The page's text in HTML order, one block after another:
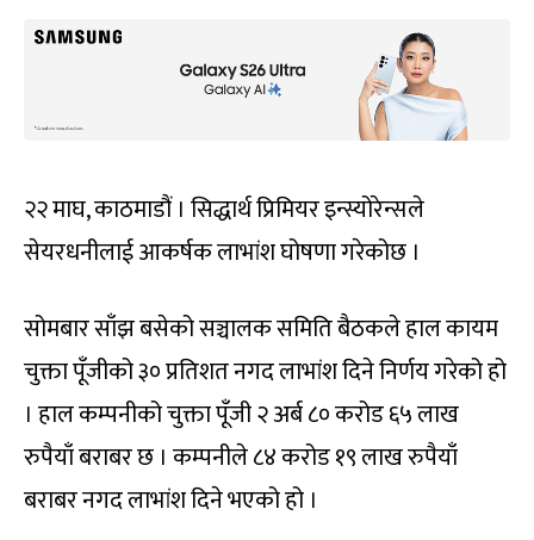
२२ माघ, काठमाडौं । सिद्धार्थ प्रिमियर इन्स्योरेन्सले
सेयरधनीलाई आकर्षक लाभांश घोषणा गरेकोछ ।
सोमबार साँझ बसेको सञ्चालक समिति बैठकले हाल कायम
चुक्ता पूँजीको ३० प्रतिशत नगद लाभांश दिने निर्णय गरेको हो
। हाल कम्पनीको चुक्ता पूँजी २ अर्ब ८० करोड ६५ लाख
रुपैयाँ बराबर छ । कम्पनीले ८४ करोड १९ लाख रुपैयाँ
बराबर नगद लाभांश दिने भएको हो ।